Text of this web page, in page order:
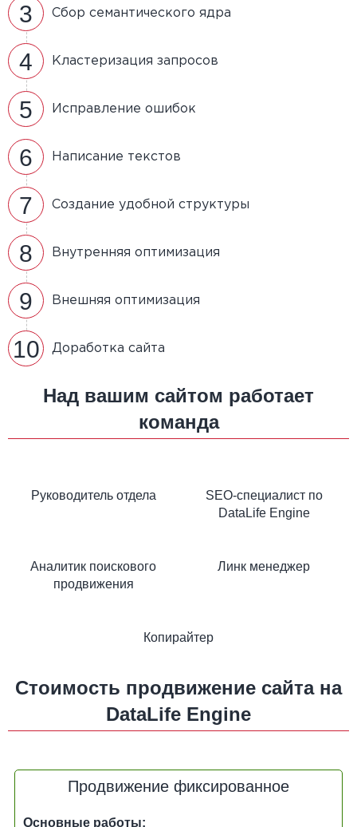
3 Сбор семантического ядра
4 Кластеризация запросов
5 Исправление ошибок
6 Написание текстов
7 Создание удобной структуры
8 Внутренняя оптимизация
9 Внешняя оптимизация
10 Доработка сайта
Над вашим сайтом работает
команда
Руководитель отдела
SEO-специалист по
DataLife Engine
Аналитик поискового
продвижения
Линк менеджер
Копирайтер
Стоимость продвижение сайта на
DataLife Engine
Продвижение фиксированное
Основные работы: